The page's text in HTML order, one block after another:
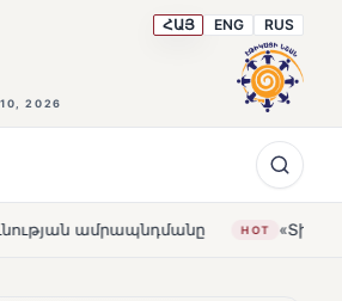
2026
ՀԱՅ ENG RUS
HOT «Տիսա»-ի հաղթանակը